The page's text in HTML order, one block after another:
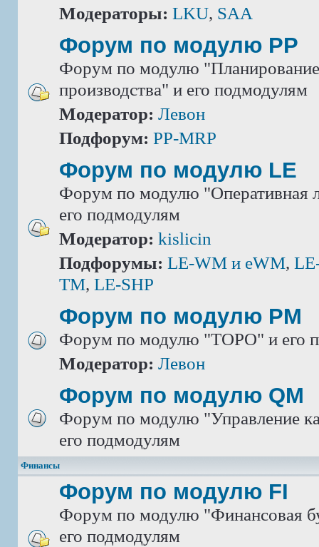
Модераторы: LKU, SAA
Форум по модулю РР
Форум по модулю "Планирование
производства" и его подмодулям
Модератор: Левон
Подфорум: PP-MRP
Форум по модулю LE
Форум по модулю "Оперативная
его подмодулям
Модератор: kislicin
Подфорумы: LE-WM и eWM,
TM, LE-SHP
Форум по модулю РМ
Форум по модулю "ТОРО" и его
Модератор: Левон
Форум по модулю QM
Форум по модулю "Управление
его подмодулям
Финансы
Форум по модулю FI
Форум по модулю "Финансовая
его подмодулям